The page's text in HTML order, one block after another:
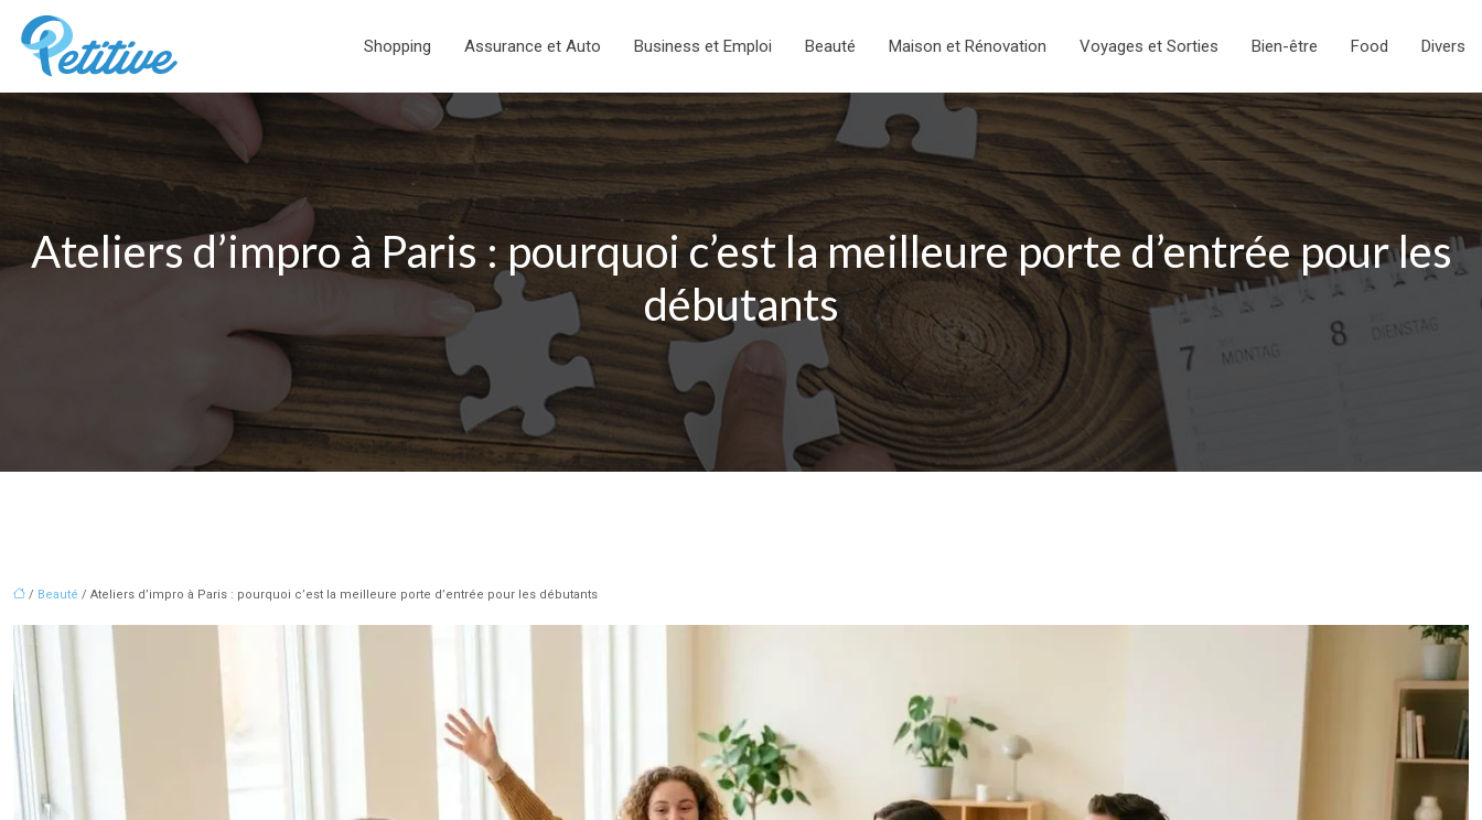
Shopping Assurance et Auto Business et Emploi Beauté Maison et Rénovation Voyages et Sorties Bien-être Food Divers
Ateliers d’impro à Paris : pourquoi c’est la meilleure porte d’entrée pour les
débutants
/ Beauté / Ateliers d’impro à Paris : pourquoi c’est la meilleure porte d’entrée pour les débutants